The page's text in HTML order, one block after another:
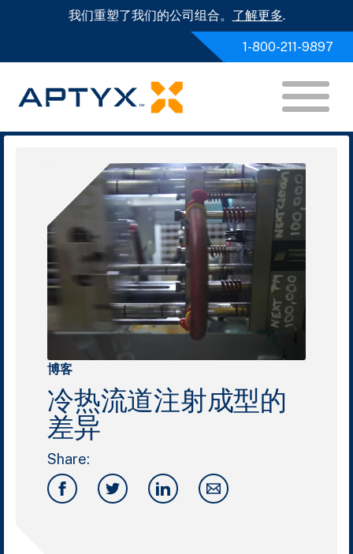
我们重塑了我们的公司组合。 了解更多.
1-800-211-9897
博客
冷热流道注射成型的
差异
Share: